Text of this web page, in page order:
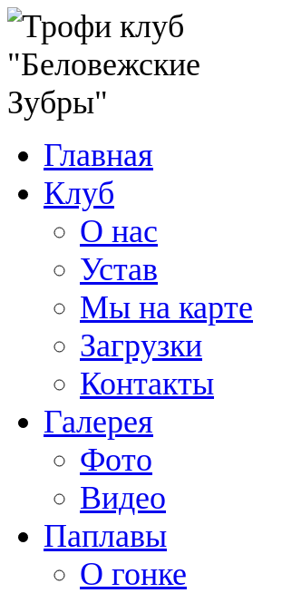
Главная
Клуб
О нас
Устав
Мы на карте
Загрузки
Контакты
Галерея
Фото
Видео
Паплавы
О гонке